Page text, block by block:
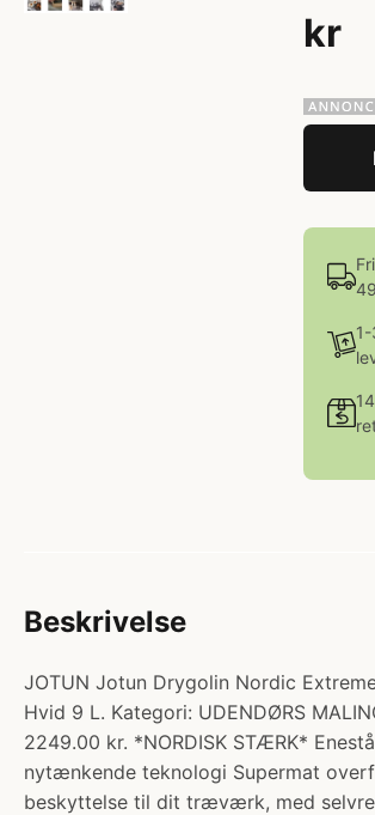
kr
Beskrivelse
JOTUN Jotun Drygolin Nordic
Hvid 9 L. Kategori: UDENDØRS
2249.00 kr. *NORDISK STÆRK*
nytænkende teknologi Supermat
beskyttelse til dit træværk, med